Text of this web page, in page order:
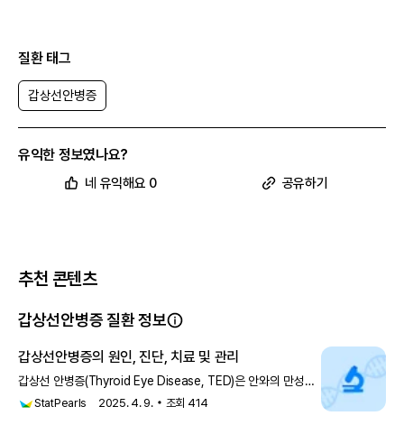
질환 태그
갑상선안병증
유익한 정보였나요?
네 유익해요 0 공유하기
추천 콘텐츠
갑상선안병증 질환 정보
갑상선안병증의 원인, 진단, 치료 및 관리
갑상선 안병증(Thyroid Eye Disease, TED)은 안와의 만성
면역 매개 염증입니다. 성인에서 일측 및 양측 안구돌출증의
StatPearls 2025. 4. 9. 조회 414